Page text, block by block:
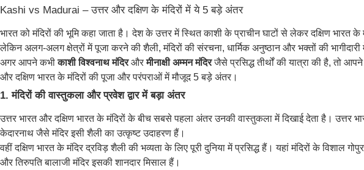
Kashi vs Madurai – उत्तर और दक्षिण के मंदिरों में ये 5 बड़े अंतर
भारत को मंदिरों की भूमि कहा जाता है। देश के उत्तर में स्थित काशी के प्राचीन घाटों से लेकर दक्षिण
लेकिन अलग-अलग क्षेत्रों में पूजा करने की शैली, मंदिरों की संरचना, धार्मिक अनुष्ठान और भक्तों की
अगर आपने कभीकाशी विश्वनाथ मंदिरऔरमीनाक्षी अम्मन मंदिरजैसे प्रसिद्ध तीर्थों की यात्रा की है, तो
और दक्षिण भारत के मंदिरों की पूजा और परंपराओं में मौजूद 5 बड़े अंतर।
1. मंदिरों की वास्तुकला और प्रवेश द्वार में बड़ा अंतर
उत्तर भारत और दक्षिण भारत के मंदिरों के बीच सबसे पहला अंतर उनकी वास्तुकला में दिखाई देता है।
केदारनाथ जैसे मंदिर इसी शैली का उत्कृष्ट उदाहरण हैं।
वहीं दक्षिण भारत के मंदिर द्रविड़ शैली की भव्यता के लिए पूरी दुनिया में प्रसिद्ध हैं। यहां मंदिरों के विशाल
और तिरुपति बालाजी मंदिर इसकी शानदार मिसाल हैं।